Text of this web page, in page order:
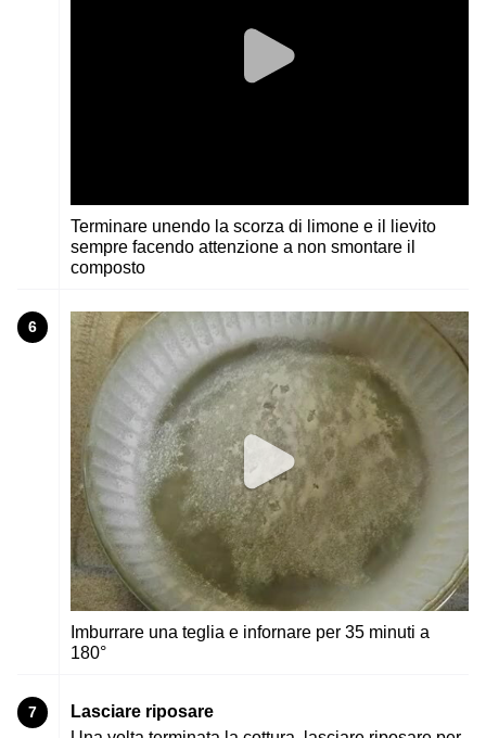
Terminare unendo la scorza di limone e il lievito
sempre facendo attenzione a non smontare il
composto
6
Imburrare una teglia e infornare per 35 minuti a
180°
7
Lasciare riposare